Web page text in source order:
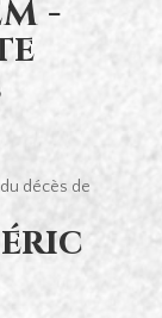
-
décès de